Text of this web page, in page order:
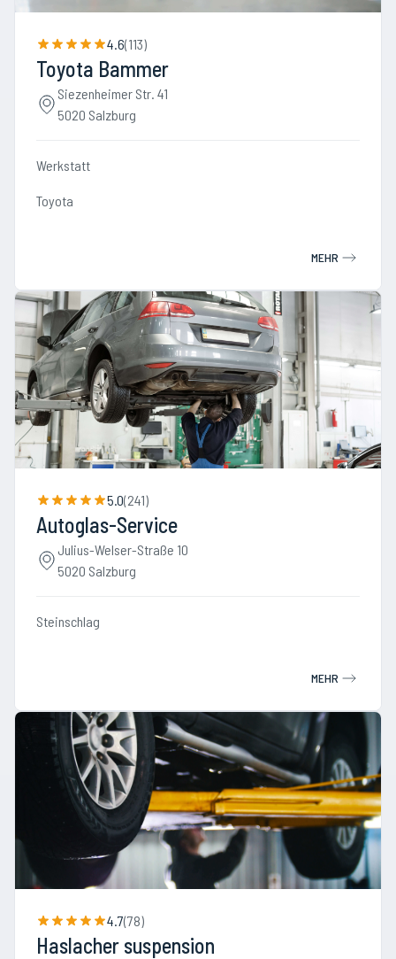
4.6(113)
Toyota Bammer
Siezenheimer Str. 41
5020 Salzburg
Werkstatt
Toyota
MEHR
5.0(241)
Autoglas-Service
Julius-Welser-Straße 10
5020 Salzburg
Steinschlag
MEHR
4.7(78)
Haslacher suspension